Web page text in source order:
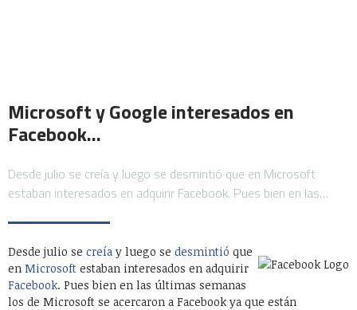
Microsoft y Google interesados en
Facebook…
Desde julio se creía y luego se desmintió que en Microsoft
estaban interesados en adquirir Facebook. Pues bien en las…
Desde julio se creía y luego se desmintió que
en Microsoft estaban interesados en adquirir
Facebook. Pues bien en las últimas semanas
los de Microsoft se acercaron a Facebook ya que están